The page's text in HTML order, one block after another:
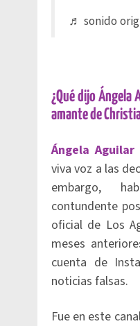
♬ sonido
¿Qué dijo Ángela
amante de
Ángela Aguilar
viva voz a las
embargo,
contundente
oficial de Los
meses
cuenta de
noticias falsas.
Fue en este